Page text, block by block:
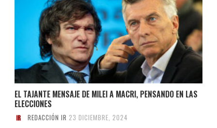
EL TAJANTE MENSAJE DE MILEI A MACRI, PENSANDO EN LAS
ELECCIONES
REDACCIÓN IR 23 DICIEMBRE, 2024